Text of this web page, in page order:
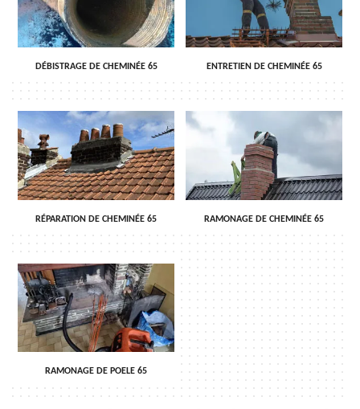
DÉBISTRAGE DE CHEMINÉE 65 ENTRETIEN DE CHEMINÉE 65
RÉPARATION DE CHEMINÉE 65 RAMONAGE DE CHEMINÉE 65
RAMONAGE DE POELE 65